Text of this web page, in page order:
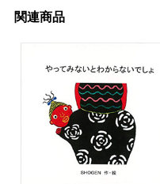
関連商品